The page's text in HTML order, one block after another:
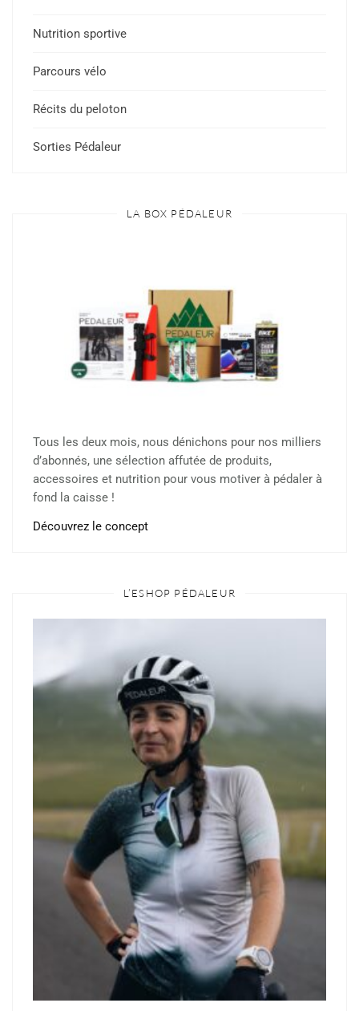
Nutrition sportive
Parcours vélo
Récits du peloton
Sorties Pédaleur
LA BOX PÉDALEUR
Tous les deux mois, nous dénichons pour nos milliers
d’abonnés, une sélection affutée de produits,
accessoires et nutrition pour vous motiver à pédaler à
fond la caisse !
Découvrez le concept
L’ESHOP PÉDALEUR